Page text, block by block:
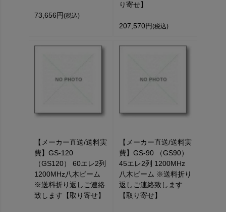
73,656円 (税込)
り寄せ】
207,570円 (税込)
【メーカー直送/送料実
費】GS-120
（GS120） 60エレ2列
1200MHz八木ビーム
※送料折り返しご連絡
致します【取り寄せ】
【メーカー直送/送料実
費】GS-90 （GS90）
45エレ2列 1200MHz
八木ビーム ※送料折り
返しご連絡致します
【取り寄せ】